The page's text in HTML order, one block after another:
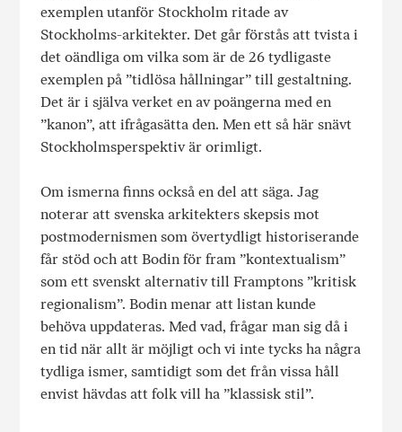
exemplen utanför Stockholm ritade av
Stockholms-arkitekter. Det går förstås att tvista i
det oändliga om vilka som är de 26 tydligaste
exemplen på ”tidlösa hållningar” till gestaltning.
Det är i själva verket en av poängerna med en
”kanon”, att ifrågasätta den. Men ett så här snävt
Stockholmsperspektiv är orimligt.
Om ismerna finns också en del att säga. Jag
noterar att svenska arkitekters skepsis mot
postmodernismen som övertydligt historiserande
får stöd och att Bodin för fram ”kontextualism”
som ett svenskt alternativ till Framptons ”kritisk
regionalism”. Bodin menar att listan kunde
behöva uppdateras. Med vad, frågar man sig då i
en tid när allt är möjligt och vi inte tycks ha några
tydliga ismer, samtidigt som det från vissa håll
envist hävdas att folk vill ha ”klassisk stil”.